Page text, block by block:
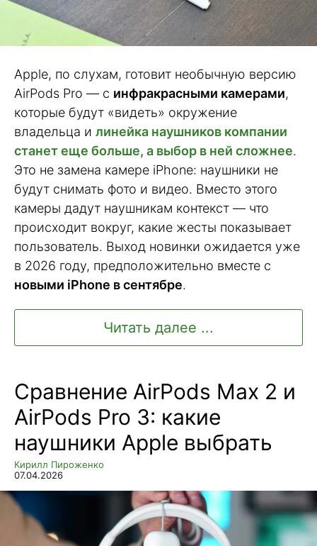
Apple, по слухам, готовит необычную версию
AirPods Pro — с инфракрасными камерами,
которые будут «видеть» окружение
владельца и линейка наушников компании
станет еще больше, а выбор в ней сложнее.
Это не замена камере iPhone: наушники не
будут снимать фото и видео. Вместо этого
камеры дадут наушникам контекст — что
происходит вокруг, какие жесты показывает
пользователь. Выход новинки ожидается уже
в 2026 году, предположительно вместе с
новыми iPhone в сентябре.
Читать далее ...
Сравнение AirPods Max 2 и
AirPods Pro 3: какие
наушники Apple выбрать
Кирилл Пироженко
07.04.2026